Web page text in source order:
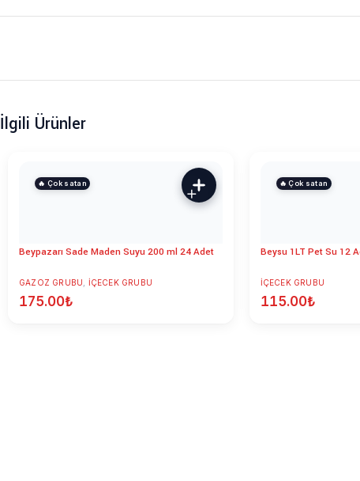
İlgili Ürünler
🔥 Çok satan
Beypazarı Sade Maden Suyu 200 ml 24 Adet
GAZOZ GRUBU İÇECEK GRUBU
175.00₺
🔥 Çok satan
Beysu 1LT Pet Su 12
İÇECEK GRUBU
115.00₺